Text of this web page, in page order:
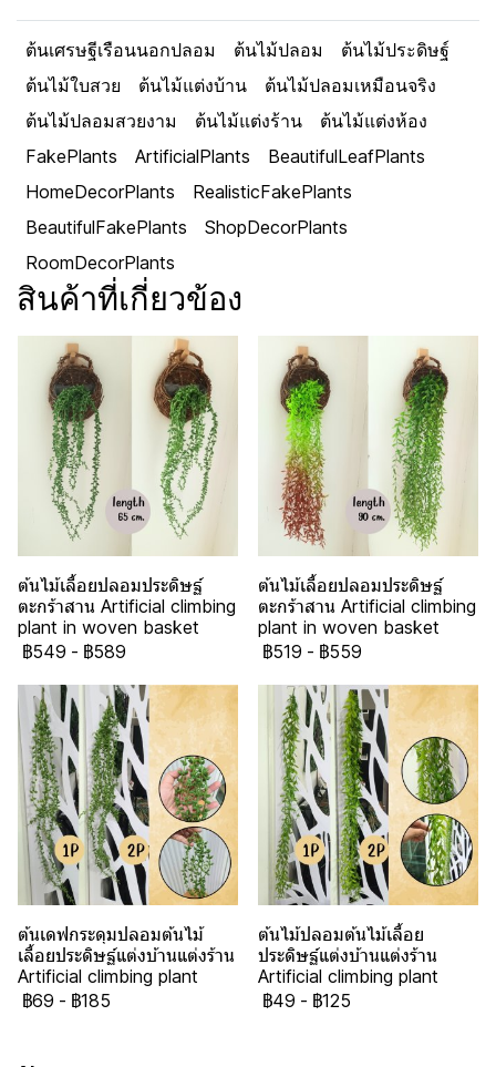
ต้นเศรษฐีเรือนนอกปลอม ต้นไม้ปลอม
ต้นไม้ประดิษฐ์
ต้นไม้ใบสวย
ต้นไม้แต่งบ้าน
ต้นไม้ปลอมเหมือนจริง
ต้นไม้ปลอมสวยงาม
ต้นไม้แต่งร้าน
ต้นไม้แต่งห้อง
FakePlants
ArtificialPlants
BeautifulLeafPlants
HomeDecorPlants
RealisticFakePlants
BeautifulFakePlants
ShopDecorPlants
RoomDecorPlants
สินค้าที่เกี่ยวข้อง
ต้นไม้เลื้อยปลอมประดิษฐ์
ตะกร้าสาน Artificial climbing
plant in woven basket
฿549 - ฿589
ต้นไม้เลื้อยปลอมประดิษฐ์
ตะกร้าสาน Artificial climbing
plant in woven basket
฿519 - ฿559
ต้นเดฟกระดุมปลอมต้นไม้
เลื้อยประดิษฐ์แต่งบ้านแต่งร้าน
Artificial climbing plant
฿69 - ฿185
ต้นไม้ปลอมต้นไม้เลื้อย
ประดิษฐ์แต่งบ้านแต่งร้าน
Artificial climbing plant
฿49 - ฿125